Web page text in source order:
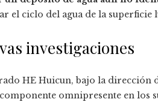
el ciclo del agua de la superficie
investigaciones
HE Huicun, bajo la dirección
omnipresente en los